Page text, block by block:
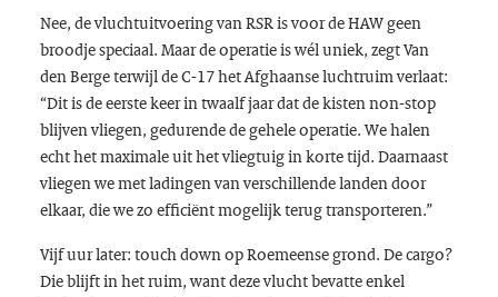
Nee, de vluchtuitvoering van RSR is voor de HAW geen
broodje speciaal. Maar de operatie is wél uniek, zegt Van
den Berge terwijl de C-17 het Afghaanse luchtruim verlaat:
“Dit is de eerste keer in twaalf jaar dat de kisten non-stop
blijven vliegen, gedurende de gehele operatie. We halen
echt het maximale uit het vliegtuig in korte tijd. Daarnaast
vliegen we met ladingen van verschillende landen door
elkaar, die we zo efficiënt mogelijk terug transporteren.”
Vijf uur later: touch down op Roemeense grond. De cargo?
Die blijft in het ruim, want deze vlucht bevatte enkel